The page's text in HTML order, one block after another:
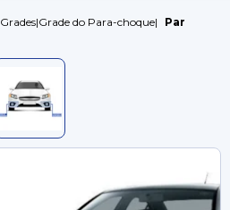
Grades|Grade do Para-choque| Par